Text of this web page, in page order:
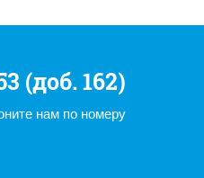
(доб. 162)
нам по номеру